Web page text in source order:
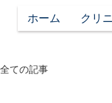
ホーム クリ
全ての記事